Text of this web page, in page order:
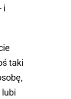
i
taki
lubi